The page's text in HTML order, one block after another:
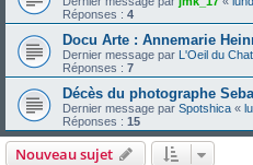
Réponses : 4
Docu Arte : Annemarie
Dernier message par L'Oeil du Chat
Réponses : 7
Décès du photographe
Dernier message par Spotshica «
Réponses : 15
Nouveau sujet